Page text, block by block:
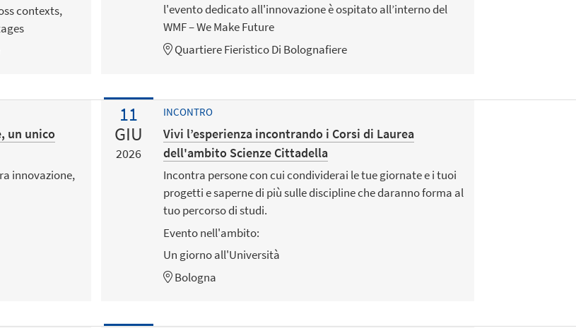
contexts,
l'evento dedicato all'innovazione è ospitato all’interno del
WMF – We Make Future
Quartiere Fieristico Di Bolognafiere
un unico
innovazione,
11
GIU
2026
INCONTRO
Vivi l’esperienza incontrando i Corsi di Laurea
dell'ambito Scienze Cittadella
Incontra persone con cui condividerai le tue giornate e i tuoi
progetti e saperne di più sulle discipline che daranno forma al
tuo percorso di studi.
Evento nell'ambito:
Un giorno all'Università
Bologna